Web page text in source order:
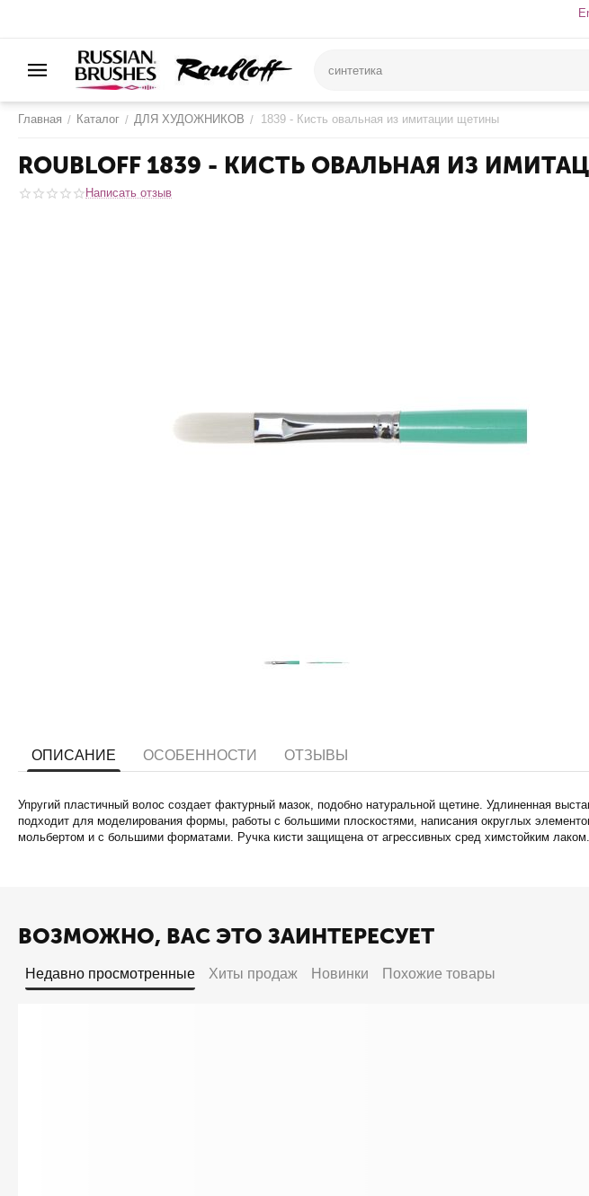
Главная / Каталог / ДЛЯ ХУДОЖНИКОВ / 1839 - Кисть овальная из имитации щетины
ROUBLOFF 1839 - КИСТЬ ОВАЛЬНАЯ ИЗ
Написать отзыв
ОПИСАНИЕ ОСОБЕННОСТИ ОТЗЫВЫ
Упругий пластичный волос создает фактурный мазок, подобно натуральной щетине. Удлиненная
подходит для моделирования формы, работы с большими плоскостями, написания округлых
мольбертом и с большими форматами. Ручка кисти защищена от агрессивных сред химстойким лаком.
ВОЗМОЖНО, ВАС ЭТО ЗАИНТЕРЕСУЕТ
Недавно просмотренные Хиты продаж Новинки Похожие товары